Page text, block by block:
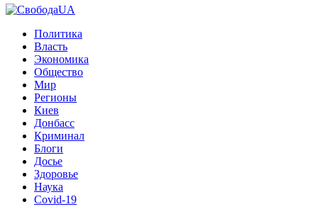
Политика
Власть
Экономика
Общество
Мир
Регионы
Киев
Донбасс
Криминал
Блоги
Досье
Здоровье
Наука
Covid-19